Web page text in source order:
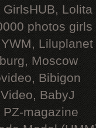
Lolita
photos
Liluplanet
Moscow
Bibigon
BabyJ
magazine